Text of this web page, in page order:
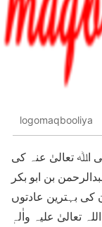
logomaqbooliya
اﷲ تعالیٰ عنہ کی
بن ابو بکر
بہترین عادتوں
تعالیٰ علیہ واٰلہٖ